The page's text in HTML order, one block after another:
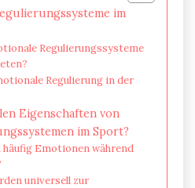
im
Regulierungssysteme
Regulierung in der
Eigenschaften von
im Sport?
Emotionen während
universell zur